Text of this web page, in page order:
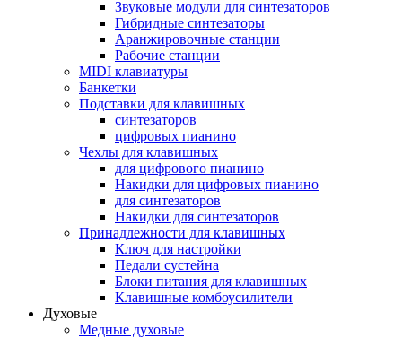
Звуковые модули для синтезаторов
Гибридные синтезаторы
Аранжировочные станции
Рабочие станции
MIDI клавиатуры
Банкетки
Подставки для клавишных
синтезаторов
цифровых пианино
Чехлы для клавишных
для цифрового пианино
Накидки для цифровых пианино
для синтезаторов
Накидки для синтезаторов
Принадлежности для клавишных
Ключ для настройки
Педали сустейна
Блоки питания для клавишных
Клавишные комбоусилители
Духовые
Медные духовые